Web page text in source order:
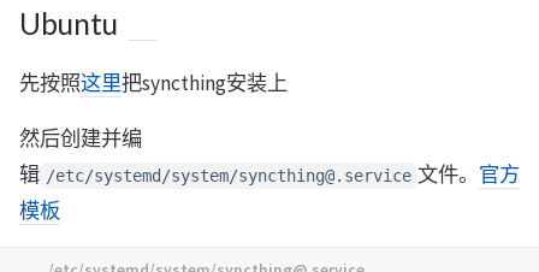
Ubuntu
先按照这里把syncthing安装上
然后创建并编
辑 /etc/systemd/system/syncthing@.service 文件。 官方
模板